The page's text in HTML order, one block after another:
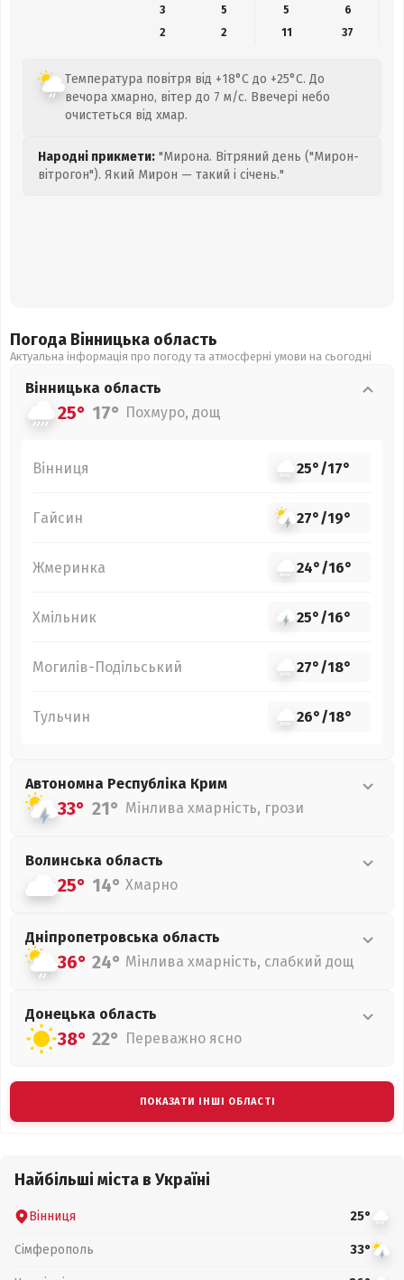
3
5 5
6
2
2 11 37
Температура повітря від +18°C до +25°C. До
вечора хмарно, вітер до 7 м/с. Ввечері небо
очистеться від хмар.
Народні прикмети: "Мирона. Вітряний день ("Мирон-
вітрогон"). Який Мирон — такий і січень."
Погода Вінницька область
Актуальна інформація про погоду та атмосферні умови на сьогодні
Вінницька область
25° 17° Похмуро, дощ
Вінниця 25°/17°
Гайсин 27°/19°
Жмеринка 24°/16°
Хмільник 25°/16°
Могилів-Подільський 27°/18°
Тульчин 26°/18°
Автономна Республіка Крим
33° 21° Мінлива хмарність, грози
Волинська область
25° 14° Хмарно
Дніпропетровська область
36° 24° Мінлива хмарність, слабкий дощ
Донецька область
38° 22° Переважно ясно
ПОКАЗАТИ ІНШІ ОБЛАСТІ
Найбільші міста в Україні
Вінниця 25°
Сімферополь 33°